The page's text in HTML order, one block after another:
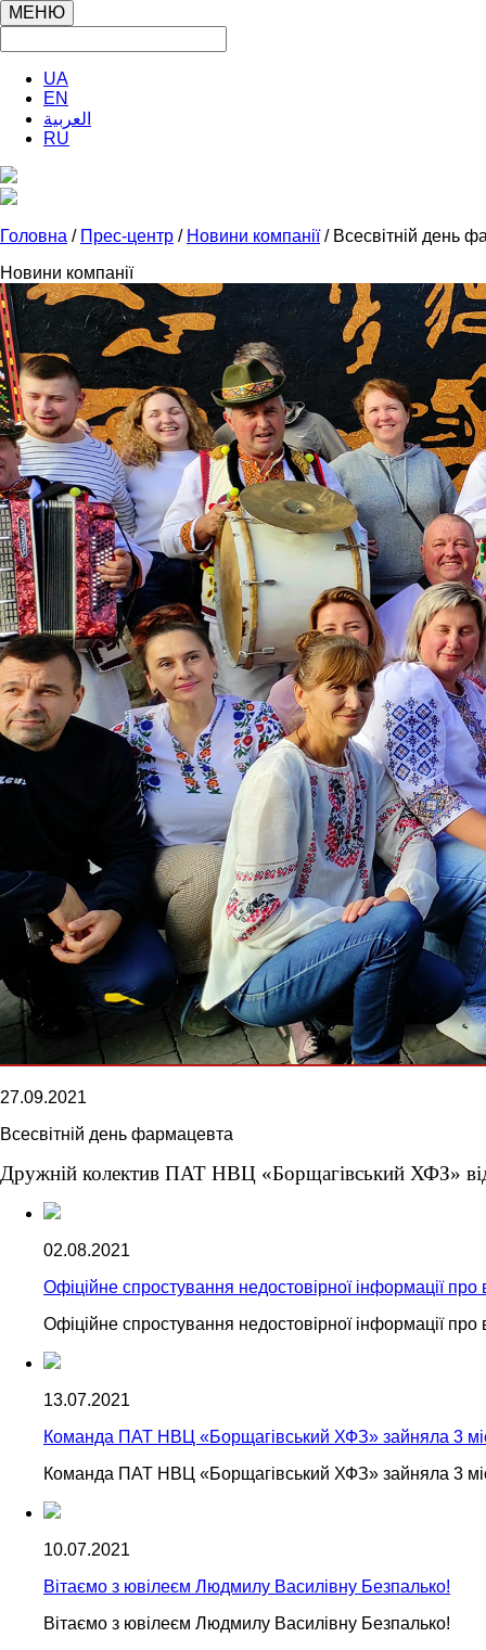
МЕНЮ
UA
EN
العربية
RU
Головна / Прес-центр / Новини компанії/ Всесвітній день
Новини компанії
27.09.2021
Всесвітній день фармацевта
Дружній колектив ПАТ НВЦ «Борщагівський ХФЗ»
02.08.2021
Офіційне спростування недостовірної інформації
Офіційне спростування недостовірної інформації
13.07.2021
Команда ПАТ НВЦ «Борщагівський ХФЗ» зайняла 3
Команда ПАТ НВЦ «Борщагівський ХФЗ» зайняла 3
10.07.2021
Вітаємо з ювілеєм Людмилу Василівну Безпалько!
Вітаємо з ювілеєм Людмилу Василівну Безпалько!